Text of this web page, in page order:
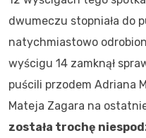
dwumeczu stopniała do
natychmiastowo
wyścigu 14 zamknął
puścili przodem Adriana
Mateja Zagara na
została trochę